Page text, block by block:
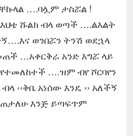
….ባሏም ታስሯል !
እህቴ ሹልክ ብላ ወጣች ….ልእልት
ወንበሯን ትንሽ ወደኋላ
…አቀርቅራ አንድ እግሯ ላይ
….ዝም ብየ ሾርባየን
‹‹ቅቤ አነሰው እንዴ ›› አለችኝ
እንጅ ይጣፍጥም